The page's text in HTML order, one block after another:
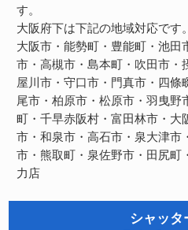
す。
大阪府下は下記の地域対応です。
大阪市・能勢町・豊能町・池田
市・高槻市・島本町・吹田市・
屋川市・守口市・門真市・四條
尾市・柏原市・松原市・羽曳
町・千早赤阪村・富田林市・大
市・和泉市・高石市・泉大津市
市・熊取町・泉佐野市・田尻
力店
シャッタ